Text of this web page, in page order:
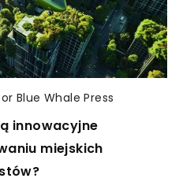
aby idealnie
Porady praktyczne i
Blue Whale Press
innowacyjne
miejskich
w pielęgnacji skóry i